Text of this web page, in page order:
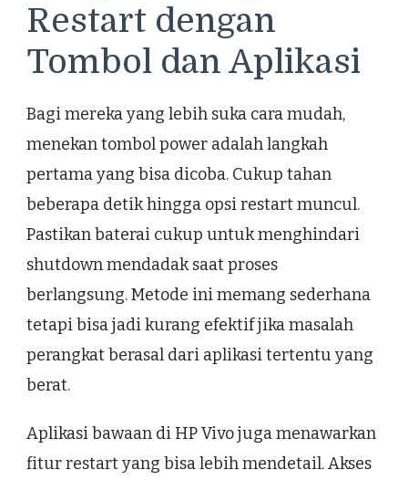
Restart dengan
Tombol dan Aplikasi
Bagi mereka yang lebih suka cara mudah,
menekan tombol power adalah langkah
pertama yang bisa dicoba. Cukup tahan
beberapa detik hingga opsi restart muncul.
Pastikan baterai cukup untuk menghindari
shutdown mendadak saat proses
berlangsung. Metode ini memang sederhana
tetapi bisa jadi kurang efektif jika masalah
perangkat berasal dari aplikasi tertentu yang
berat.
Aplikasi bawaan di HP Vivo juga menawarkan
fitur restart yang bisa lebih mendetail. Akses